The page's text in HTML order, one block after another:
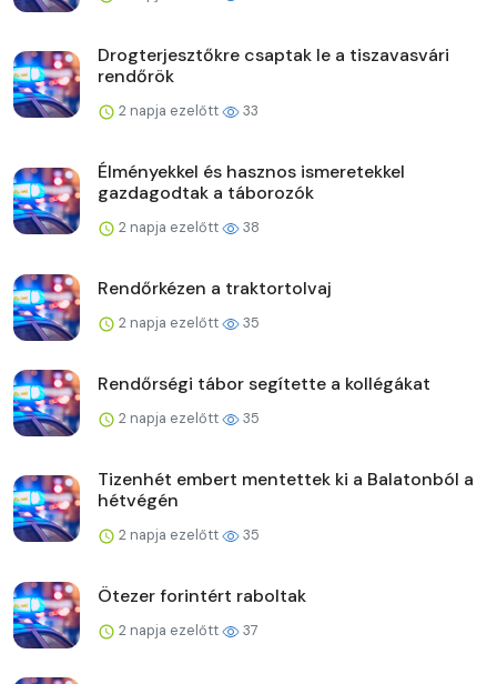
Drogterjesztőkre csaptak le a tiszavasvári
rendőrök
2 napja ezelőtt 33
Élményekkel és hasznos ismeretekkel
gazdagodtak a táborozók
2 napja ezelőtt 38
Rendőrkézen a traktortolvaj
2 napja ezelőtt 35
Rendőrségi tábor segítette a kollégákat
2 napja ezelőtt 35
Tizenhét embert mentettek ki a Balatonból a
hétvégén
2 napja ezelőtt 35
Ötezer forintért raboltak
2 napja ezelőtt 37